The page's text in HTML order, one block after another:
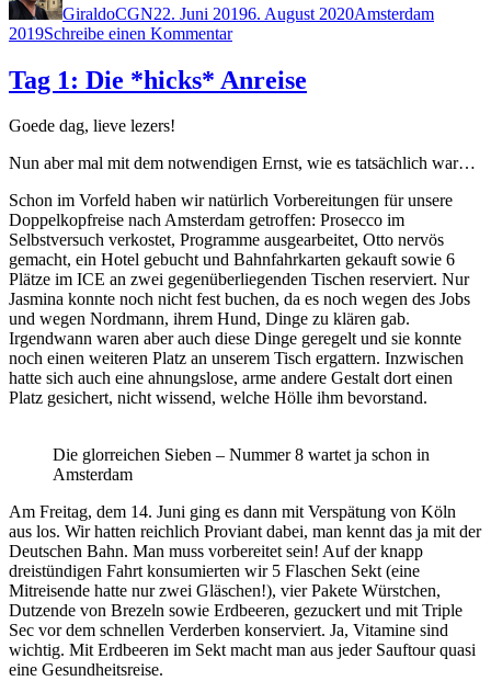
GiraldoCGN22. Juni 20196. August 2020Amsterdam
2019Schreibe einen Kommentarzu
2:
Schippern,
Tag 1: Die *hicks* Anreise
Goede dag, lieve lezers!
Nun aber mal mit dem notwendigen Ernst, wie es tatsächlich war…
Schon im Vorfeld haben wir natürlich Vorbereitungen für unsere
Doppelkopfreise nach Amsterdam getroffen: Prosecco im
Selbstversuch verkostet, Programme ausgearbeitet, Otto nervös
gemacht, ein Hotel gebucht und Bahnfahrkarten gekauft sowie 6
Plätze im ICE an zwei gegenüberliegenden Tischen reserviert. Nur
Jasmina konnte noch nicht fest buchen, da es noch wegen des Jobs
und wegen Nordmann, ihrem Hund, Dinge zu klären gab.
Irgendwann waren aber auch diese Dinge geregelt und sie konnte
noch einen weiteren Platz an unserem Tisch ergattern. Inzwischen
hatte sich auch eine ahnungslose, arme andere Gestalt dort einen
Platz gesichert, nicht wissend, welche Hölle ihm bevorstand.
Die glorreichen Sieben – Nummer 8 wartet ja schon in
Amsterdam
Am Freitag, dem 14. Juni ging es dann mit Verspätung von Köln
aus los. Wir hatten reichlich Proviant dabei, man kennt das ja mit der
Deutschen Bahn. Man muss vorbereitet sein! Auf der knapp
dreistündigen Fahrt konsumierten wir 5 Flaschen Sekt (eine
Mitreisende hatte nur zwei Gläschen!), vier Pakete Würstchen,
Dutzende von Brezeln sowie Erdbeeren, gezuckert und mit Triple
Sec vor dem schnellen Verderben konserviert. Ja, Vitamine sind
wichtig. Mit Erdbeeren im Sekt macht man aus jeder Sauftour quasi
eine Gesundheitsreise.